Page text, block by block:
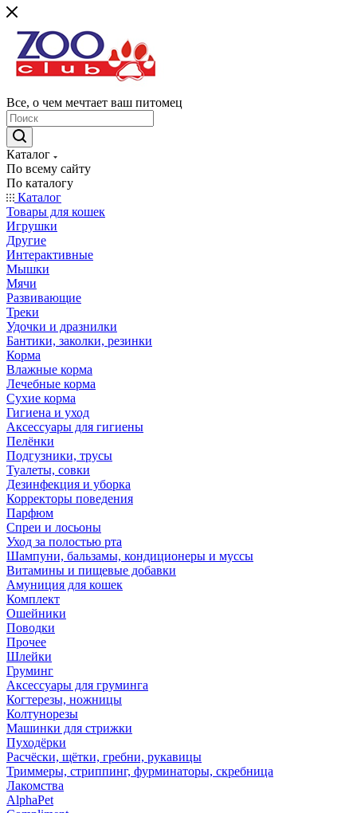
Все, о чем мечтает ваш питомец
Каталог
По всему сайту
По каталогу
Каталог
Товары для кошек
Игрушки
Другие
Интерактивные
Мышки
Мячи
Развивающие
Треки
Удочки и дразнилки
Бантики, заколки, резинки
Корма
Влажные корма
Лечебные корма
Сухие корма
Гигиена и уход
Аксессуары для гигиены
Пелёнки
Подгузники, трусы
Туалеты, совки
Дезинфекция и уборка
Корректоры поведения
Парфюм
Спреи и лосьоны
Уход за полостью рта
Шампуни, бальзамы, кондиционеры и муссы
Витамины и пищевые добавки
Амуниция для кошек
Комплект
Ошейники
Поводки
Прочее
Шлейки
Груминг
Аксессуары для груминга
Когтерезы, ножницы
Колтунорезы
Машинки для стрижки
Пуходёрки
Расчёски, щётки, гребни, рукавицы
Триммеры, стриппинг, фурминаторы, скребница
Лакомства
AlphaPet